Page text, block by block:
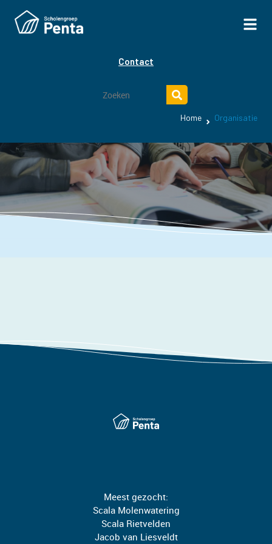
Contact
Home Organisatie
Meest gezocht:
Scala Molenwatering
Scala Rietvelden
Jacob van Liesveldt